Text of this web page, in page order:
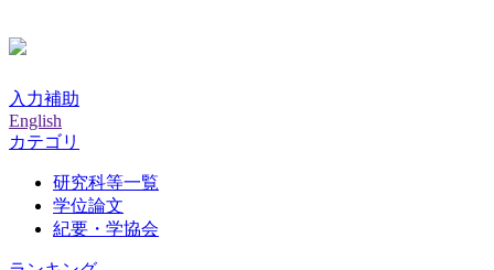
入力補助
English
カテゴリ
研究科等一覧
学位論文
紀要・学協会